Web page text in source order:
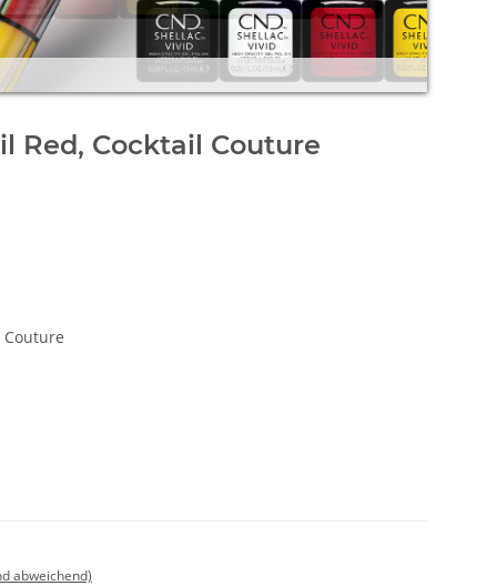
Red, Cocktail Couture
Couture
abweichend)